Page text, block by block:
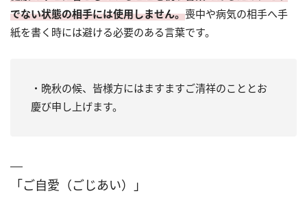
でない状態の相手には使用しません。喪中や病気の相手へ手
紙を書く時には避ける必要のある言葉です。
・晩秋の候、皆様方にはますますご清祥のこととお
慶び申し上げます。
「ご自愛（ごじあい）」